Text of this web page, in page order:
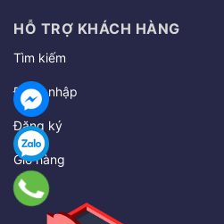
HỖ TRỢ KHÁCH HÀNG
Tìm kiếm
Đăng nhập
Đăng ký
Giỏ hàng